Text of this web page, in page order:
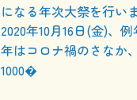
になる年次大祭を行い
2020年10月16日(金)、
年はコロナ禍のさなか
1000�